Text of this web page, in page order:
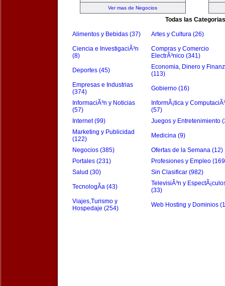
Ver mas de Negocios
Todas las Categorias
Alimentos y Bebidas (37) Artes y Cultura (26)
Ciencia e InvestigaciÃ³n
(8)
Compras y Comercio
ElectrÃ³nico (341)
Deportes (45)
Economia, Dinero y
(113)
Empresas e Industrias
(374)
Gobierno (16)
InformaciÃ³n y Noticias
(57)
InformÃ¡tica y
(57)
Internet (99)
Juegos y Entretenimiento
Marketing y Publicidad
(122)
Medicina (9)
Negocios (385)
Ofertas de la Semana (12)
Portales (231)
Profesiones y Empleo
Salud (30)
Sin Clasificar (982)
TecnologÃ­a (43)
TelevisiÃ³n y
(33)
Viajes,Turismo y
Hospedaje (254)
Web Hosting y Dominios